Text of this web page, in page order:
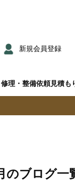
新規会員登録
修理・整備依頼見積も
のブログ一